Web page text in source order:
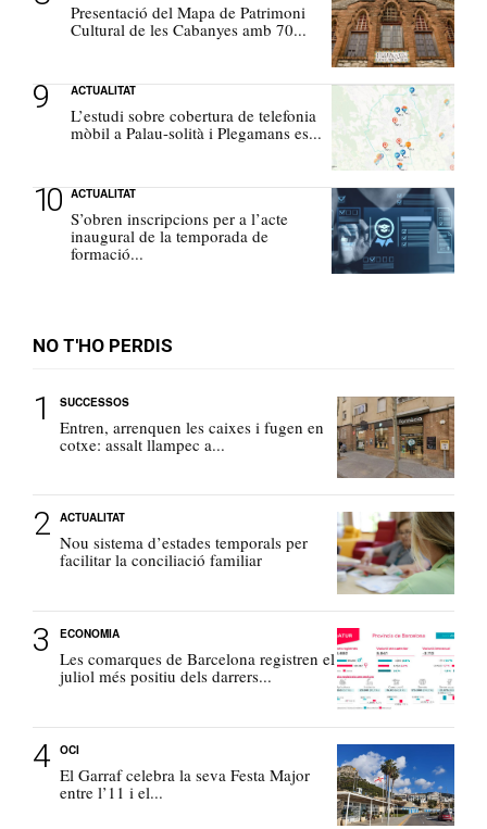
Presentació del Mapa de Patrimoni
Cultural de les Cabanyes amb 70...
ACTUALITAT
L’estudi sobre cobertura de telefonia
mòbil a Palau-solità i Plegamans es...
ACTUALITAT
S’obren inscripcions per a l’acte
inaugural de la temporada de
formació...
NO T'HO PERDIS
SUCCESSOS
Entren, arrenquen les caixes i fugen en
cotxe: assalt llampec a...
ACTUALITAT
Nou sistema d’estades temporals per
facilitar la conciliació familiar
ECONOMIA
Les comarques de Barcelona registren el
juliol més positiu dels darrers...
OCI
El Garraf celebra la seva Festa Major
entre l’11 i el...